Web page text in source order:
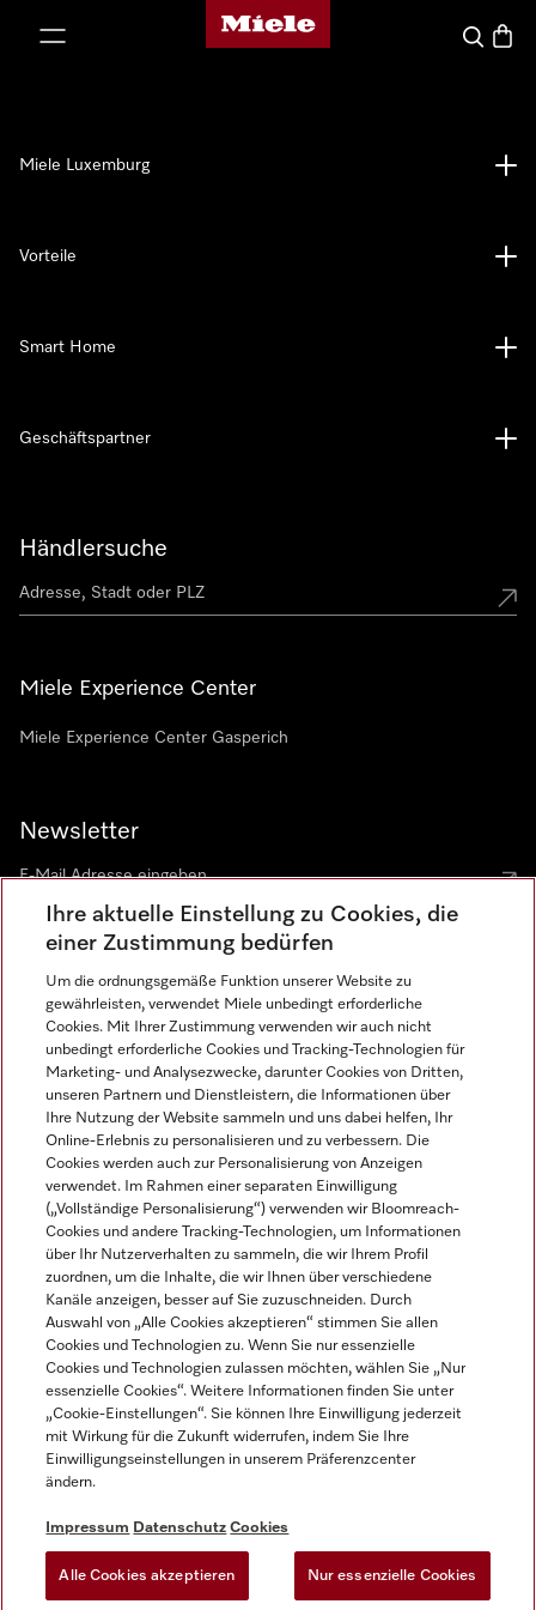
Miele-Homepage
Suche
Händlersuche
Miele Experience Center
Miele Experience Center Gasperich
Newsletter
Sprache
DEUTSCH
Miele Luxemburg
Vorteile
Smart Home
Geschäftspartner
Impressum
AGB
Datenschutz
Nutzungsbedingungen
Gesetzen über digitale Dienste
Cookie-Einstellungen
Miele auf Instagram
Miele auf Youtube
Ihre aktuelle Einstellung zu Cookies, die
einer Zustimmung bedürfen
Um die ordnungsgemäße Funktion unserer Website zu
gewährleisten, verwendet Miele unbedingt erforderliche
Cookies. Mit Ihrer Zustimmung verwenden wir auch nicht
unbedingt erforderliche Cookies und Tracking-Technologien für
Marketing- und Analysezwecke, darunter Cookies von Dritten,
unseren Partnern und Dienstleistern, die Informationen über
Ihre Nutzung der Website sammeln und uns dabei helfen, Ihr
Online-Erlebnis zu personalisieren und zu verbessern. Die
Cookies werden auch zur Personalisierung von Anzeigen
verwendet. Im Rahmen einer separaten Einwilligung
(„Vollständige Personalisierung“) verwenden wir Bloomreach-
Cookies und andere Tracking-Technologien, um Informationen
über Ihr Nutzerverhalten zu sammeln, die wir Ihrem Profil
zuordnen, um die Inhalte, die wir Ihnen über verschiedene
Kanäle anzeigen, besser auf Sie zuzuschneiden. Durch
Auswahl von „Alle Cookies akzeptieren“ stimmen Sie allen
Cookies und Technologien zu. Wenn Sie nur essenzielle
Cookies und Technologien zulassen möchten, wählen Sie „Nur
essenzielle Cookies“. Weitere Informationen finden Sie unter
„Cookie-Einstellungen“. Sie können Ihre Einwilligung jederzeit
mit Wirkung für die Zukunft widerrufen, indem Sie Ihre
Einwilligungseinstellungen in unserem Präferenzcenter
ändern.
Impressum Datenschutz Cookies
Alle Cookies akzeptieren Nur essenzielle Cookies